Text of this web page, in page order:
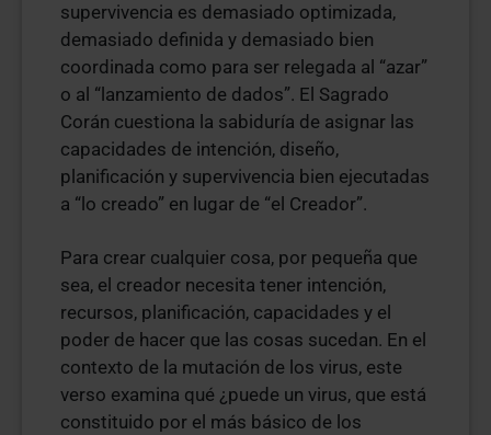
supervivencia es demasiado optimizada,
demasiado definida y demasiado bien
coordinada como para ser relegada al “azar”
o al “lanzamiento de dados”. El Sagrado
Corán cuestiona la sabiduría de asignar las
capacidades de intención, diseño,
planificación y supervivencia bien ejecutadas
a “lo creado” en lugar de “el Creador”.
Para crear cualquier cosa, por pequeña que
sea, el creador necesita tener intención,
recursos, planificación, capacidades y el
poder de hacer que las cosas sucedan. En el
contexto de la mutación de los virus, este
verso examina qué ¿puede un virus, que está
constituido por el más básico de los